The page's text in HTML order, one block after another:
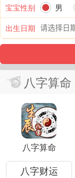
宝宝性别 男
出生日期
八字算命
八字算命
八字财运